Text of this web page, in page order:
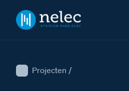
Projecten /